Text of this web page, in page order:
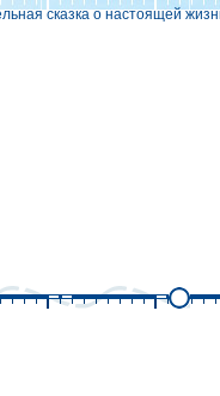
сказка о настоящей